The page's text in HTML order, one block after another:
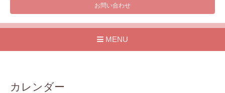
お問い合わせ
MENU
カレンダー